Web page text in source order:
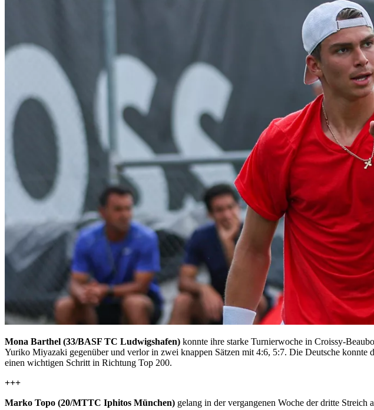
Mona Barthel (33/BASF TC Ludwigshafen) konnte ihre starke Turnierwoche in Croissy-
Yuriko Miyazaki gegenüber und verlor in zwei knappen Sätzen mit 4:6, 5:7. Die Deutsche
einen wichtigen Schritt in Richtung Top 200.
+++
Marko Topo (20/MTTC Iphitos München) gelang in der vergangenen Woche der dritte